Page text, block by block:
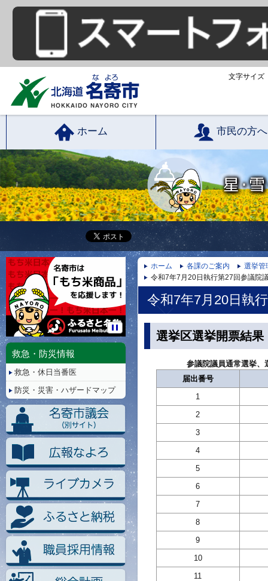
文字サイズ
ホーム 市民の方へ
ホーム 各課のご案内
選挙管
令和7年7月20日執行第27回参議院
令和7年7月20日執
選挙区選挙開票結果
参議院議員通常選挙、
届出番号
1
2
3
4
5
6
7
8
9
10
11
停
救急・防災情報
救急・休日当番医
防災・災害・ハザードマップ